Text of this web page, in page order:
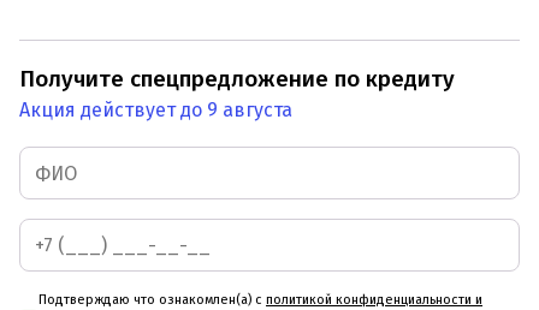
Получите спецпредложение по кредиту
Акция действует до 9 августа
Подтверждаю что ознакомлен(а) с политикой конфиденциальности и